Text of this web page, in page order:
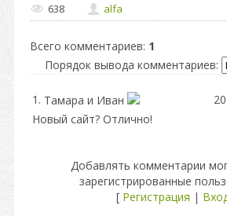
638 alfa
Всего комментариев: 1
Порядок вывода комментариев:
1. Тамара и Иван
Новый сайт? Отлично!
Добавлять комментарии
зарегистрированные
[ Регистрация |